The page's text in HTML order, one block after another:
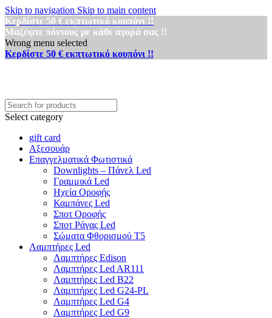
Skip to navigation Skip to main content
Κερδίστε 50 € εκπτωτικό κουπόνι !!
Μαζέψτε πόντους με κάθε αγορά σας !!
Wrong menu selected
Κερδίστε 50 € εκπτωτικό κουπόνι !!
Select category
gift card
Αξεσουάρ
Επαγγελματικά Φωτιστικά
Downlights – Πάνελ Led
Γραμμικά Led
Ηχεία Οροφής
Καμπάνες Led
Σποτ Οροφής
Σποτ Ράγας Led
Σώματα Φθορισμού Τ5
Λαμπτήρες Led
Λαμπτήρες Edison
Λαμπτήρες Led AR111
Λαμπτήρες Led B22
Λαμπτήρες Led G24-PL
Λαμπτήρες Led G4
Λαμπτήρες Led G9